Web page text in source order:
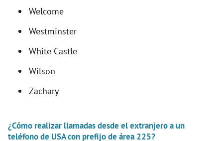
Welcome
Westminster
White Castle
Wilson
Zachary
¿Cómo realizar llamadas desde el extranjero a un
teléfono de USA con prefijo de área 225?